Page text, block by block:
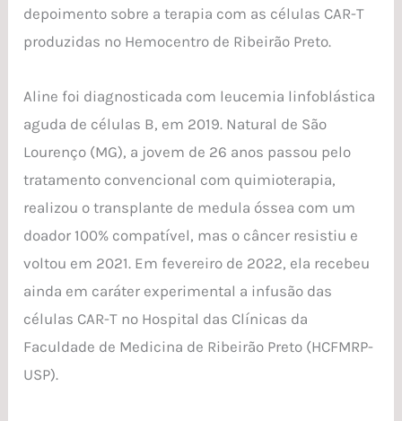
depoimento sobre a terapia com as células CAR-T
produzidas no Hemocentro de Ribeirão Preto.
Aline foi diagnosticada com leucemia linfoblástica
aguda de células B, em 2019. Natural de São
Lourenço (MG), a jovem de 26 anos passou pelo
tratamento convencional com quimioterapia,
realizou o transplante de medula óssea com um
doador 100% compatível, mas o câncer resistiu e
voltou em 2021. Em fevereiro de 2022, ela recebeu
ainda em caráter experimental a infusão das
células CAR-T no Hospital das Clínicas da
Faculdade de Medicina de Ribeirão Preto (HCFMRP-
USP).
inovadora
terapia
CAR-
T